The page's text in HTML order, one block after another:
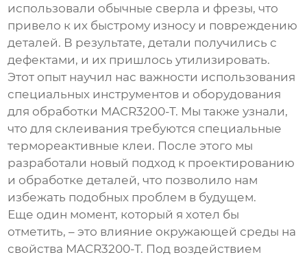
использовали обычные сверла и фрезы, что
привело к их быстрому износу и повреждению
деталей. В результате, детали получились с
дефектами, и их пришлось утилизировать.
Этот опыт научил нас важности использования
специальных инструментов и оборудования
для обработки MACR3200-T. Мы также узнали,
что для склеивания требуются специальные
термореактивные клеи. После этого мы
разработали новый подход к проектированию
и обработке деталей, что позволило нам
избежать подобных проблем в будущем.
Еще один момент, который я хотел бы
отметить, – это влияние окружающей среды на
свойства MACR3200-T. Под воздействием